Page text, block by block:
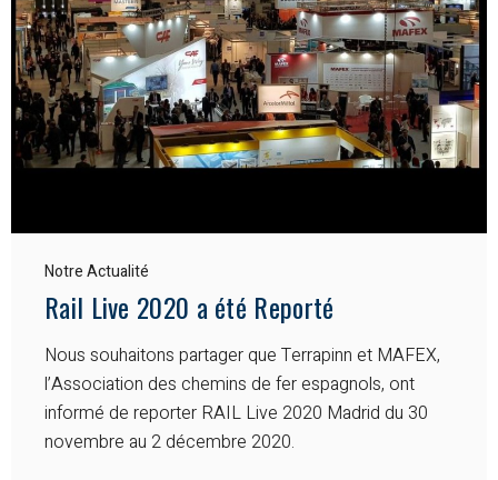
Notre Actualité
Rail Live 2020 a été Reporté
Nous souhaitons partager que Terrapinn et MAFEX,
l’Association des chemins de fer espagnols, ont
informé de reporter RAIL Live 2020 Madrid du 30
novembre au 2 décembre 2020.